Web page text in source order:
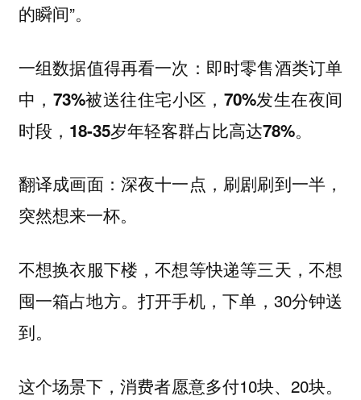
的瞬间”。
一组数据值得再看一次： 即时零售酒类订单
中，73%被送往住宅小区，70%发生在夜间
时段，18-35岁年轻客群占比高达78%。
翻译成画面：深夜十一点，刷剧刷到一半，
突然想来一杯。
不想换衣服下楼，不想等快递等三天，不想
囤一箱占地方。打开手机，下单，30分钟送
到。
这个场景下，消费者愿意多付10块、20块。